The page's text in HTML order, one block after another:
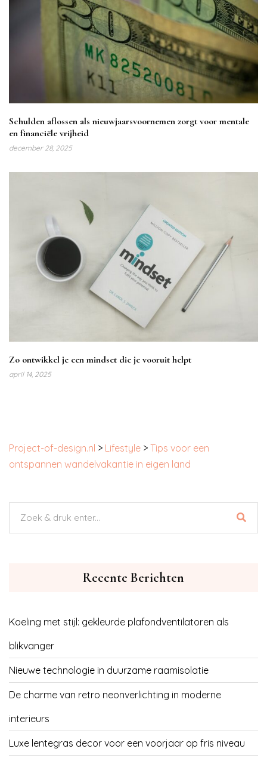
Schulden aflossen als nieuwjaarsvoornemen zorgt voor mentale
en financiële vrijheid
december 28, 2025
Zo ontwikkel je een mindset die je vooruit helpt
april 14, 2025
Project-of-design.nl > Lifestyle > Tips voor een
ontspannen wandelvakantie in eigen land
Recente Berichten
Koeling met stijl: gekleurde plafondventilatoren als
blikvanger
Nieuwe technologie in duurzame raamisolatie
De charme van retro neonverlichting in moderne
interieurs
Luxe lentegras decor voor een voorjaar op fris niveau